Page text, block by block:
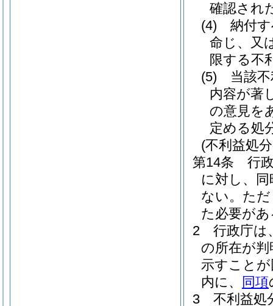
確認され
(4)
納付
命じ、又
限する不
(5)
当該
内容が著
の意見を
定める処
(不利益処
第14条
行
に対し、
ない。 た
た必要が
2
行政庁は
の所在が
示すこと
内に、
同項
3
不利益処